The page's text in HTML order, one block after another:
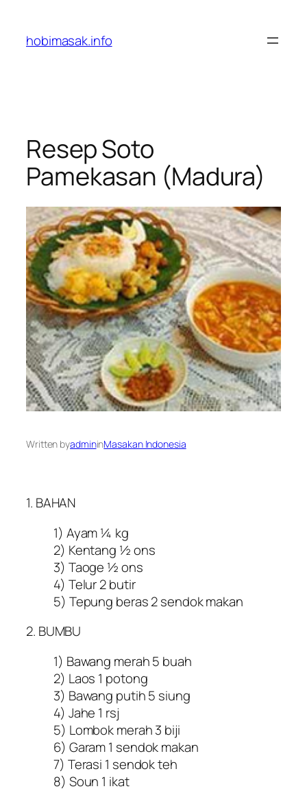
content
hobimasak.info
Resep Soto
Pamekasan (Madura)
Written byadmininMasakan Indonesia
1. BAHAN
1) Ayam ¼ kg
2) Kentang ½ ons
3) Taoge ½ ons
4) Telur 2 butir
5) Tepung beras 2 sendok makan
2. BUMBU
1) Bawang merah 5 buah
2) Laos 1 potong
3) Bawang putih 5 siung
4) Jahe 1 rsj
5) Lombok merah 3 biji
6) Garam 1 sendok makan
7) Terasi 1 sendok teh
8) Soun 1 ikat